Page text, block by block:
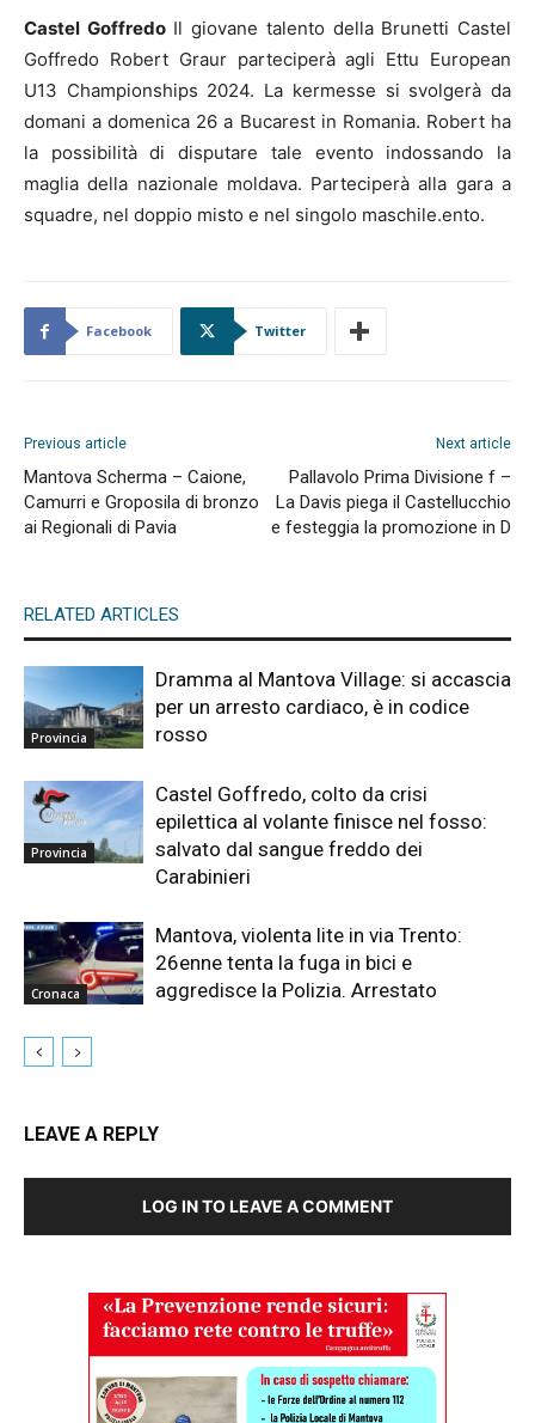
Castel GoffredoIl giovane talento della Brunetti Castel
Goffredo Robert Graur parteciperà agli Ettu European
U13 Championships 2024. La kermesse si svolgerà da
domani a domenica 26 a Bucarest in Romania. Robert ha
la possibilità di disputare tale evento indossando la
maglia della nazionale moldava. Parteciperà alla gara a
squadre, nel doppio misto e nel singolo maschile.ento.
Facebook Twitter
Previous article
Mantova Scherma – Caione,
Camurri e Groposila di bronzo
ai Regionali di Pavia
Next article
Pallavolo Prima Divisione f –
La Davis piega il Castellucchio
e festeggia la promozione in D
RELATED ARTICLES
Provincia
Dramma al Mantova Village: si accascia
per un arresto cardiaco, è in codice
rosso
Provincia
Castel Goffredo, colto da crisi
epilettica al volante finisce nel fosso:
salvato dal sangue freddo dei
Carabinieri
Cronaca
Mantova, violenta lite in via Trento:
26enne tenta la fuga in bici e
aggredisce la Polizia. Arrestato
LEAVE A REPLY
LOG IN TO LEAVE A COMMENT